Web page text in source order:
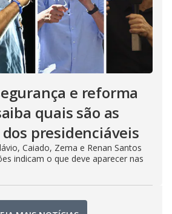
e reforma
quais são as
presidenciáveis
Caiado, Zema e Renan Santos
indicam o que deve aparecer nas